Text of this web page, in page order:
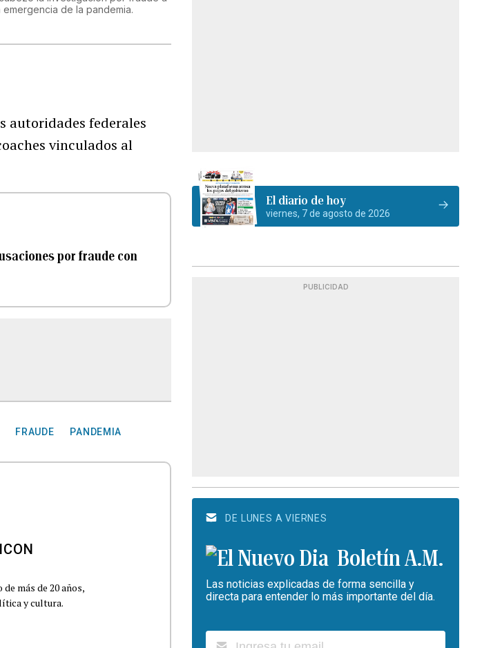
de la pandemia.
autoridades federales
vinculados al
por fraude con
FRAUDE
PANDEMIA
más de 20 años,
y cultura.
El diario de hoy
viernes, 7 de agosto de 2026
PUBLICIDAD
DE LUNES A VIERNES
Boletín A.M.
Las noticias explicadas de forma sencilla y
directa para entender lo más importante del día.